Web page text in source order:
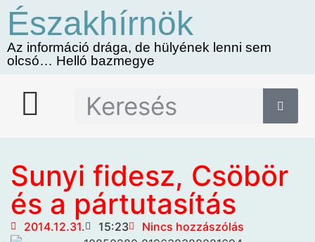
Északhírnök
Az információ drága, de hülyének lenni sem
olcsó… Helló bazmegye
Sunyi fidesz, Csöbör
és a pártutasítás
2014.12.31. 15:23 Nincs hozzászólás